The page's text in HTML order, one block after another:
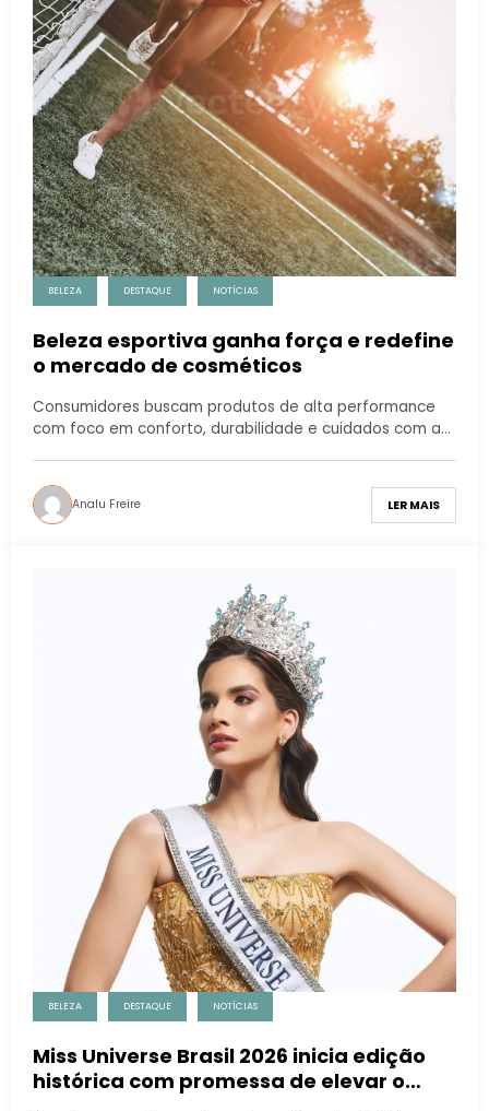
BELEZA DESTAQUE NOTÍCIAS
Beleza esportiva ganha força e redefine
o mercado de cosméticos
Consumidores buscam produtos de alta performance
com foco em conforto, durabilidade e cuidados com a…
Analu Freire LER MAIS
BELEZA DESTAQUE NOTÍCIAS
Miss Universe Brasil 2026 inicia edição
histórica com promessa de elevar o